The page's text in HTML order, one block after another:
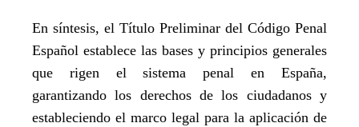
En síntesis, el Título Preliminar del Código Penal
Español establece las bases y principios generales
que rigen el sistema penal en España,
garantizando los derechos de los ciudadanos y
estableciendo el marco legal para la aplicación de